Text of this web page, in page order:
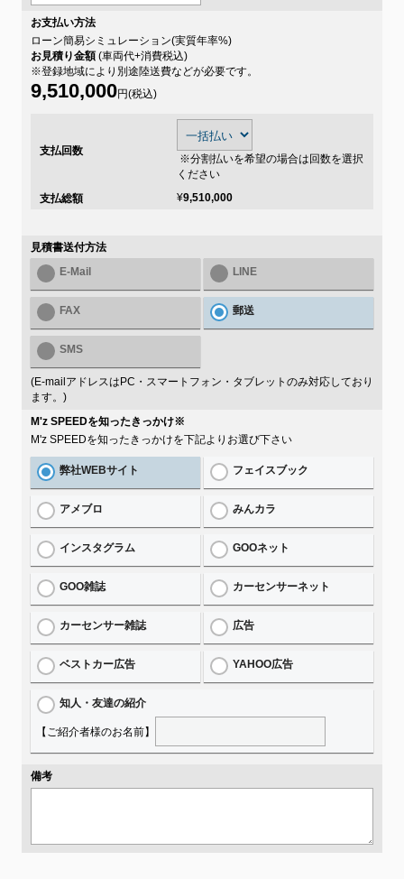
お支払い方法
ローン簡易シミュレーション(実質年率%)
お見積り金額(車両代+消費税込)
※登録地域により別途陸送費などが必要です。
9,510,000円(税込)
支払回数
※分割払いを希望の場合は回数を選択
ください
支払総額
¥9,510,000
見積書送付方法
E-Mail
LINE
FAX 郵送
SMS
(E-mailアドレスはPC・スマートフォン・タブレットのみ対応しており
ます。)
M'z SPEEDを知ったきっかけ※
M'z SPEEDを知ったきっかけを下記よりお選び下さい
弊社WEBサイト フェイスブック
アメブロ みんカラ
インスタグラム GOOネット
GOO雑誌 カーセンサーネット
カーセンサー雑誌 広告
ベストカー広告 YAHOO広告
知人・友達の紹介
【ご紹介者様のお名前】
備考